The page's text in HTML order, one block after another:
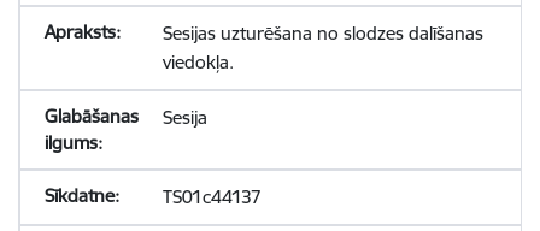
Sesijas uzturēšana no slodzes dalīšanas
viedokļa.
Sesija
TS01c44137